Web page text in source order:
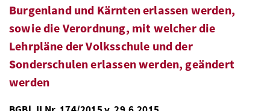
Burgenland und Kärnten erlassen werden,
sowie die Verordnung, mit welcher die
Lehrpläne der Volksschule und der
Sonderschulen erlassen werden, geändert
werden